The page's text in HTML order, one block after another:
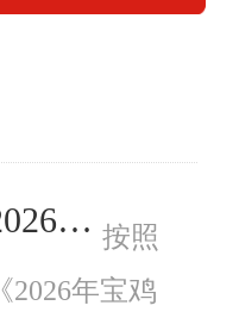
2026年宝鸡市市属事业单位公开招聘高层次人才面试人员考试成绩和体检考察公告 按照
《2026年宝鸡